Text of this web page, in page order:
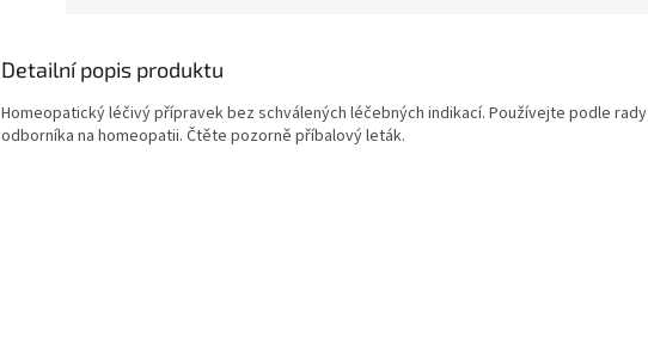
Detailní popis produktu
Homeopatický léčivý přípravek bez schválených léčebných indikací. Používejte podle rady
odborníka na homeopatii. Čtěte pozorně příbalový leták.